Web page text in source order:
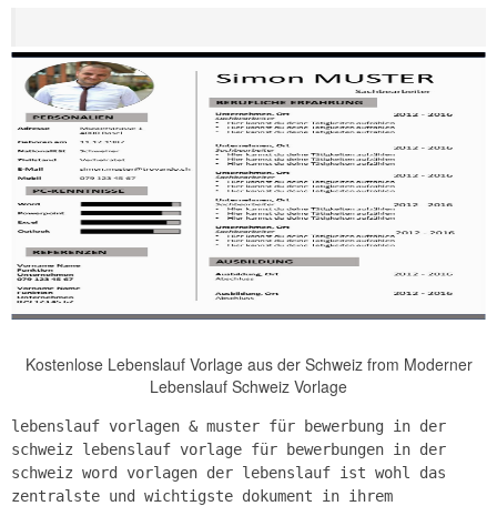
Kostenlose Lebenslauf Vorlage aus der Schweiz from Moderner
Lebenslauf Schweiz Vorlage
lebenslauf vorlagen & muster für bewerbung in der
schweiz lebenslauf vorlage für bewerbungen in der
schweiz word vorlagen der lebenslauf ist wohl das
zentralste und wichtigste dokument in ihrem